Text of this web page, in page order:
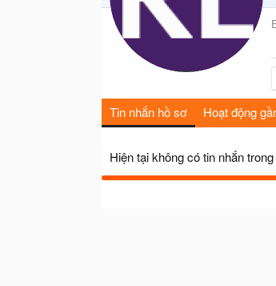
Tin nhắn hồ sơ Hoạt động
Hiện tại không có tin nhắn